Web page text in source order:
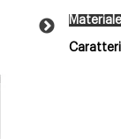
Materiale